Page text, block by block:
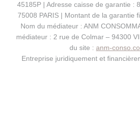
45185P | Adresse caisse de garantie :
75008 PARIS | Montant de la garantie
Nom du médiateur : ANM
médiateur : 2 rue de Colmar – 94300
du site : anm-
Entreprise juridiquement et